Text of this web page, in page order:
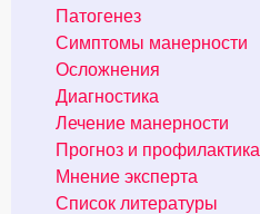
Патогенез
Симптомы манерности
Осложнения
Диагностика
Лечение манерности
Прогноз и профилактика
Мнение эксперта
Список литературы